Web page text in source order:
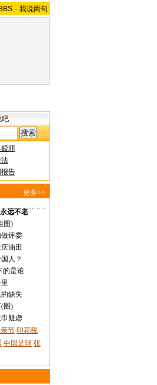
BBS - 我说两句
吧
赎罪
告
更多>>
远不老
图)
评委
油田
人？
的是谁
缺失
图)
疑虑
节 印花税
中国足球 张